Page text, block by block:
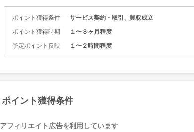
ポイント獲得条件
サービス契約・取引、買取成立
ポイント獲得時期
１〜３ヶ月程度
予定ポイント反映
１〜２時間程度
ポイント獲得条件
アフィリエイト広告を利用しています